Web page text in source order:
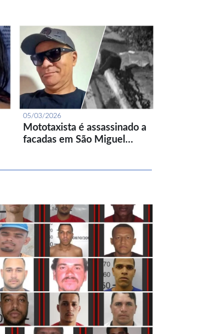
05/03/2026
Mototaxista é assassinado a
facadas em São Miguel…